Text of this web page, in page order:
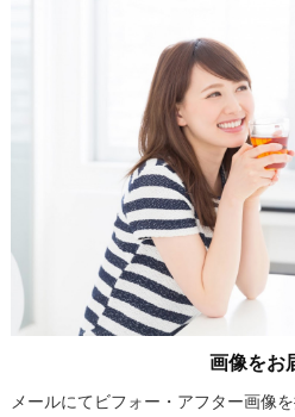
画像をお
メールにてビフォー・アフター画像